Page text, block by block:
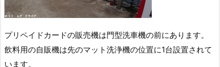
プリペイドカードの販売機は門型洗車機の前にあります。
飲料用の自販機は先のマット洗浄機の位置に1台設置されて
います。